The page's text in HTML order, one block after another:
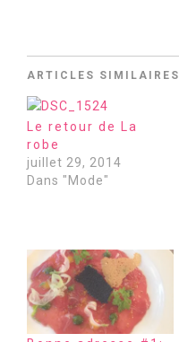
ARTICLES SIMILAIRES
Le retour de La
robe
juillet 29, 2014
Dans "Mode"